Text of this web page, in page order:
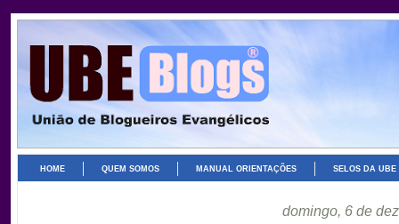
HOME QUEM SOMOS MANUAL ORIENTAÇÕES SELOS DA UBE
domingo, 6 de